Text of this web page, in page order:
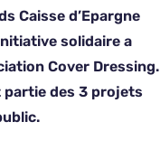
Caisse d’Epargne
solidaire a
Cover Dressing.
des 3 projets